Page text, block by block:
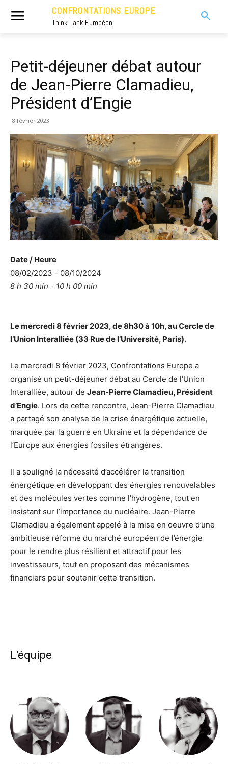
CONFRONTATIONS EUROPE
Think Tank Européen
Petit-déjeuner débat autour
de Jean-Pierre Clamadieu,
Président d’Engie
8 février 2023
Date / Heure
08/02/2023 - 08/10/2024
8 h 30 min - 10 h 00 min
Le mercredi 8 février 2023, de 8h30 à 10h, au Cercle de
l’Union Interalliée (33 Rue de l’Université, Paris).
Le mercredi 8 février 2023, Confrontations Europe a
organisé un petit-déjeuner débat au Cercle de l’Union
Interalliée, autour de Jean-Pierre Clamadieu, Président
d’Engie. Lors de cette rencontre, Jean-Pierre Clamadieu
a partagé son analyse de la crise énergétique actuelle,
marquée par la guerre en Ukraine et la dépendance de
l’Europe aux énergies fossiles étrangères.
Il a souligné la nécessité d’accélérer la transition
énergétique en développant des énergies renouvelables
et des molécules vertes comme l’hydrogène, tout en
insistant sur l’importance du nucléaire. Jean-Pierre
Clamadieu a également appelé à la mise en oeuvre d’une
ambitieuse réforme du marché européen de l’énergie
pour le rendre plus résilient et attractif pour les
investisseurs, tout en proposant des mécanismes
financiers pour soutenir cette transition.
L'équipe